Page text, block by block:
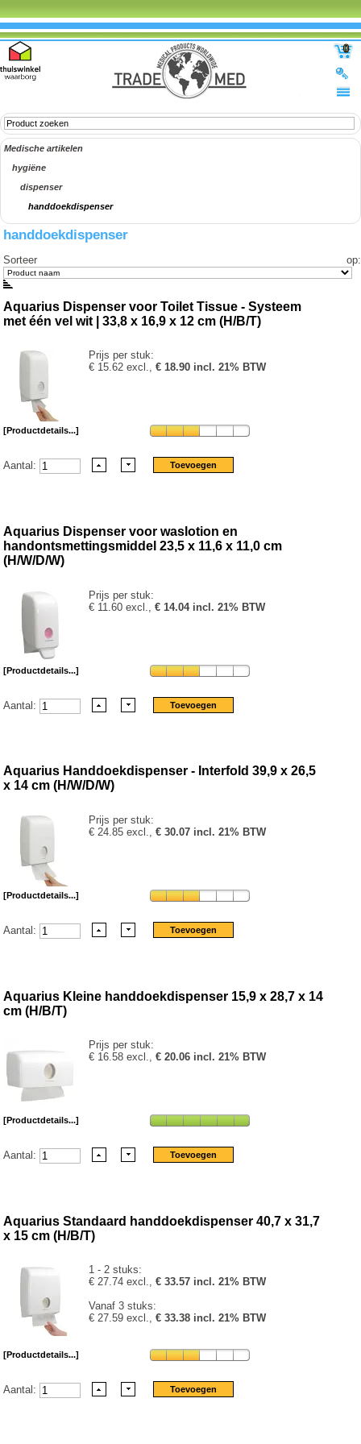
0
Medische artikelen
hygiëne
dispenser
handdoekdispenser
handdoekdispenser
Sorteer op:
Aquarius Dispenser voor Toilet Tissue - Systeem
met één vel wit | 33,8 x 16,9 x 12 cm (H/B/T)
Prijs per stuk:
€ 15.62 excl.,€ 18.90 incl. 21% BTW
[Productdetails...]
Aantal:
Aquarius Dispenser voor waslotion en
handontsmettingsmiddel 23,5 x 11,6 x 11,0 cm
(H/W/D/W)
Prijs per stuk:
€ 11.60 excl.,€ 14.04 incl. 21% BTW
[Productdetails...]
Aantal:
Aquarius Handdoekdispenser - Interfold 39,9 x 26,5
x 14 cm (H/W/D/W)
Prijs per stuk:
€ 24.85 excl.,€ 30.07 incl. 21% BTW
[Productdetails...]
Aantal:
Aquarius Kleine handdoekdispenser 15,9 x 28,7 x 14
cm (H/B/T)
Prijs per stuk:
€ 16.58 excl.,€ 20.06 incl. 21% BTW
[Productdetails...]
Aantal:
Aquarius Standaard handdoekdispenser 40,7 x 31,7
x 15 cm (H/B/T)
1 - 2 stuks:
€ 27.74 excl.,€ 33.57 incl. 21% BTW
Vanaf 3 stuks:
€ 27.59 excl.,€ 33.38 incl. 21% BTW
[Productdetails...]
Aantal: